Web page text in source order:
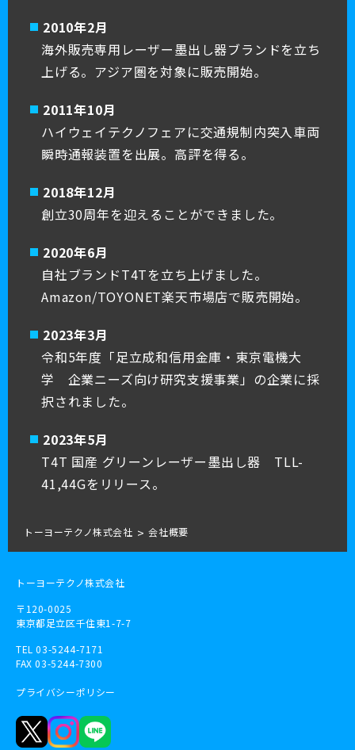
2010年2月
海外販売専用レーザー墨出し器ブランドを立ち
上げる。アジア圏を対象に販売開始。
2011年10月
ハイウェイテクノフェアに交通規制内突入車両
瞬時通報装置を出展。高評を得る。
2018年12月
創立30周年を迎えることができました。
2020年6月
自社ブランドT4Tを立ち上げました。
Amazon/TOYONET楽天市場店で販売開始。
2023年3月
令和5年度「足立成和信用金庫・東京電機大
学 企業ニーズ向け研究支援事業」の企業に採
択されました。
2023年5月
T4T 国産 グリーンレーザー墨出し器 TLL-
41,44Gをリリース。
トーヨーテクノ株式会社 会社概要
トーヨーテクノ株式会社
〒120-0025
東京都足立区千住東1-7-7
TEL 03-5244-7171
FAX 03-5244-7300
プライバシーポリシー